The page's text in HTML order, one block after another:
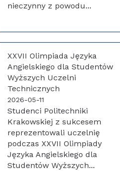
nieczynny z powodu...
XXVII Olimpiada Języka
Angielskiego dla Studentów
Wyższych Uczelni
Technicznych
2026-05-11
Studenci Politechniki
Krakowskiej z sukcesem
reprezentowali uczelnię
podczas XXVII Olimpiady
Języka Angielskiego dla
Studentów Wyższych...